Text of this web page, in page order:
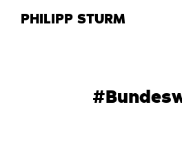
InhaltPHILIPP STURM